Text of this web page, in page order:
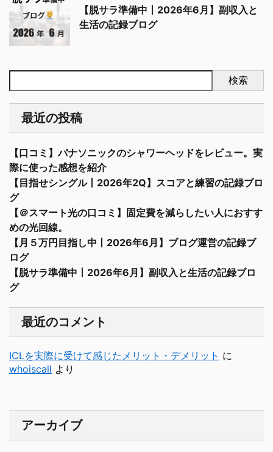
【脱サラ準備中丨2026年6月】副収入と
生活の記録ブログ
検索
最近の投稿
【口コミ】パナソニックのシャワーヘッドをレビュー。実
際に使った感想を紹介
【目指せシングル丨2026年2Q】スコアと練習の記録ブロ
グ
【＠スマート光の口コミ】固定費を減らしたい人におすす
めの光回線。
【月５万円目指し中丨2026年6月】ブログ運営の記録ブ
ログ
【脱サラ準備中丨2026年6月】副収入と生活の記録ブロ
グ
最近のコメント
ICLを実際に受けて感じたメリット・デメリット に
whoiscall より
アーカイブ